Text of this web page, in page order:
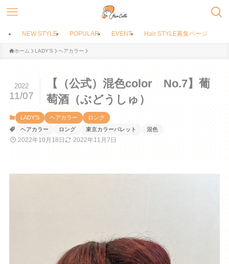
NEW STYLE POPULAR EVENT Hair STYLE募集ページ
ホーム LADY’S ヘアカラー
【（公式）混色color No.7】葡
萄酒（ぶどうしゅ）
2022
11/07
LADY’S ヘアカラー
ロング
ヘアカラー
ロング 東京カラーパレット 混色
2022年10月18日 2022年11月7日